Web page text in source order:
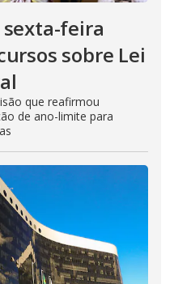
sexta-feira
sobre Lei
que reafirmou
de ano-limite para